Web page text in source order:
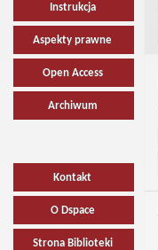
Instrukcja
Aspekty prawne
Open Access
Archiwum
Kontakt
O Dspace
Strona Biblioteki